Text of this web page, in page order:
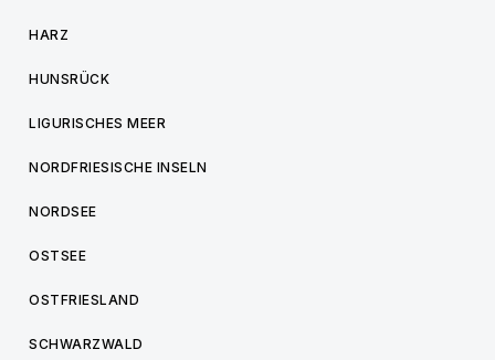
HARZ
HUNSRÜCK
LIGURISCHES MEER
NORDFRIESISCHE INSELN
NORDSEE
OSTSEE
OSTFRIESLAND
SCHWARZWALD